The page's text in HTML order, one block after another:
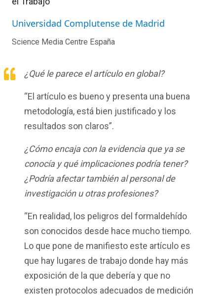
Universidad Complutense de Madrid
Science Media Centre España
¿Qué le parece el artículo en global?
“El artículo es bueno y presenta una buena
metodología, está bien justificado y los
resultados son claros”.
¿Cómo encaja con la evidencia que ya se
conocía y qué implicaciones podría tener?
¿Podría afectar también al personal de
investigación u otras profesiones?
“En realidad, los peligros del formaldehído
son conocidos desde hace mucho tiempo.
Lo que pone de manifiesto este artículo es
que hay lugares de trabajo donde hay más
exposición de la que debería y que no
existen protocolos adecuados de medición